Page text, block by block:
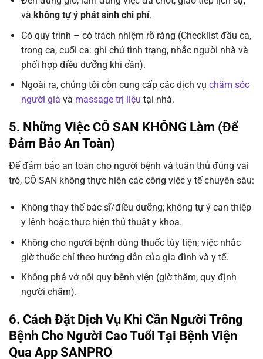
và không tự ý phát sinh chi phí.
Có quy trình – có trách nhiệm rõ ràng (Checklist đầu ca,
trong ca, cuối ca: ghi chú tình trạng, nhắc người nhà và
phối hợp điều dưỡng khi cần).
Ngoài ra, chúng tôi còn cung cấp các dịch vụ chăm sóc
người già và massage trị liệu tại nhà.
5. Những Việc CÔ SAN KHÔNG Làm (Để
Đảm Bảo An Toàn)
Để đảm bảo an toàn cho người bệnh và tuân thủ đúng vai
trò, CÔ SAN không thực hiện các công việc y tế chuyên sâu:
Không thay thế bác sĩ/điều dưỡng; không tự ý can thiệp
y lệnh hoặc thực hiện thủ thuật y khoa.
Không cho người bệnh dùng thuốc tùy tiện; việc nhắc
giờ thuốc chỉ theo hướng dẫn của gia đình và y tế.
Không phá vỡ nội quy bệnh viện (giờ thăm, quy định
người chăm).
6. Cách Đặt Dịch Vụ Khi Cần Người Trông
Bệnh Cho Người Cao Tuổi Tại Bệnh Viện
Qua App SANPRO